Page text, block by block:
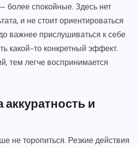
более спокойные. Здесь нет
и не стоит ориентироваться
важнее прислушиваться к себе
какой-то конкретный эффект.
тем легче воспринимается
и
не торопиться. Резкие действия